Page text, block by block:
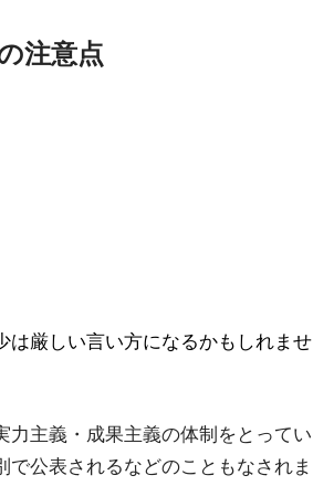
注意点
は厳しい言い方になるかもしれませ
力主義・成果主義の体制をとってい
公表されるなどのこともなされま